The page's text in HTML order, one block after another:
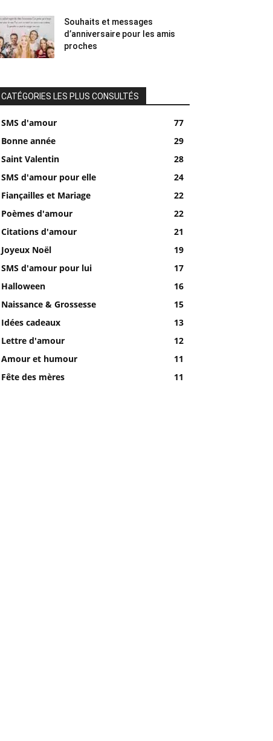
Souhaits et messages
d’anniversaire pour les amis
proches
CATÉGORIES LES PLUS CONSULTÉS
SMS d'amour
77
Bonne année
29
Saint Valentin
28
SMS d'amour pour elle
24
Fiançailles et Mariage
22
Poèmes d'amour
22
Citations d'amour
21
Joyeux Noël
19
SMS d'amour pour lui
17
Halloween
16
Naissance & Grossesse
15
Idées cadeaux
13
Lettre d'amour
12
Amour et humour
11
Fête des mères
11